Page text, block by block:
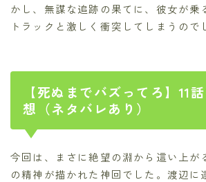
かし、無謀な追跡の果てに、彼女が乗
トラックと激しく衝突してしまうので
【死ぬまでバズってろ】11
想（ネタバレあり）
今回は、まさに絶望の淵から這い上が
の精神が描かれた神回でした。渡辺に